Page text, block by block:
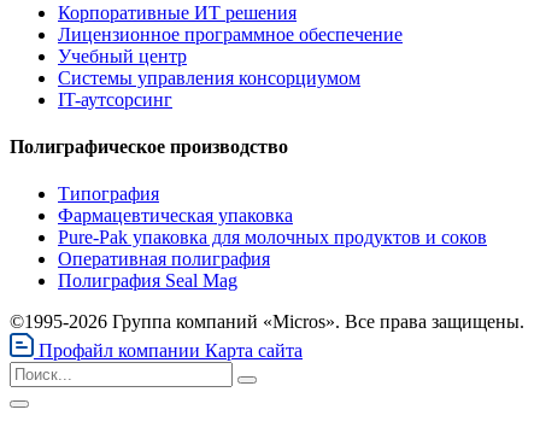
Корпоративные ИТ решения
Лицензионное программное обеспечение
Учебный центр
Системы управления консорциумом
IT-аутсорсинг
Полиграфическое производство
Типография
Фармацевтическая упаковка
Pure-Pak упаковка для молочных продуктов и соков
Оперативная полиграфия
Полиграфия Seal Mag
©1995-2026 Группа компаний «Micros». Все права защищены.
Профайл компании Карта сайта